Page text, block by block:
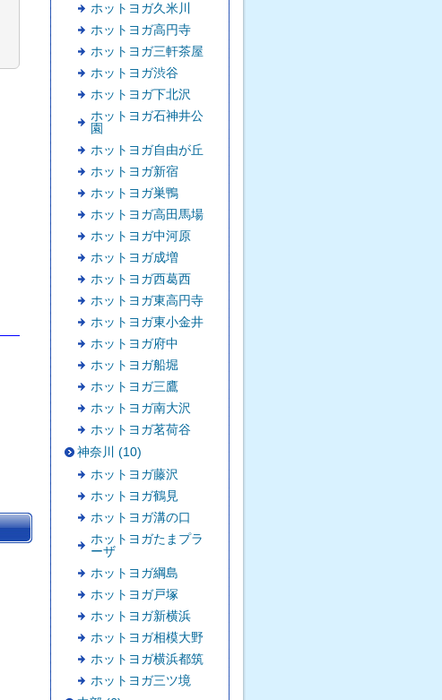
ホットヨガ久米川
ホットヨガ高円寺
ホットヨガ三軒茶屋
ホットヨガ渋谷
ホットヨガ下北沢
ホットヨガ石神井公
園
ホットヨガ自由が丘
ホットヨガ新宿
ホットヨガ巣鴨
ホットヨガ高田馬場
ホットヨガ中河原
ホットヨガ成増
ホットヨガ西葛西
ホットヨガ東高円寺
ホットヨガ東小金井
ホットヨガ府中
ホットヨガ船堀
ホットヨガ三鷹
ホットヨガ南大沢
ホットヨガ茗荷谷
神奈川 (10)
ホットヨガ藤沢
ホットヨガ鶴見
ホットヨガ溝の口
ホットヨガたまプラ
ーザ
ホットヨガ綱島
ホットヨガ戸塚
ホットヨガ新横浜
ホットヨガ相模大野
ホットヨガ横浜都筑
ホットヨガ三ツ境